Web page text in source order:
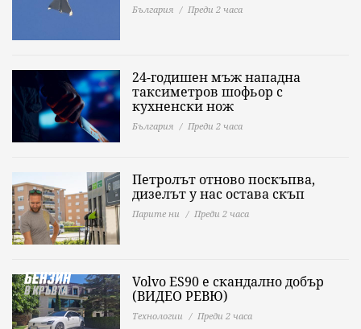
България Преди 2 часа
24-годишен мъж нападна
таксиметров шофьор с
кухненски нож
България Преди 2 часа
Петролът отново поскъпва,
дизелът у нас остава скъп
Парите ни Преди 2 часа
Volvo ES90 е скандално добър
(ВИДЕО РЕВЮ)
Технологии Преди 2 часа